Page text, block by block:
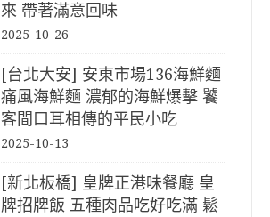
來 帶著滿意回味
2025-10-26
[台北大安] 安東市場136海鮮麵
痛風海鮮麵 濃郁的海鮮爆擊 饕
客間口耳相傳的平民小吃
2025-10-13
[新北板橋] 皇牌正港味餐廳 皇
牌招牌飯 五種肉品吃好吃滿 鬆